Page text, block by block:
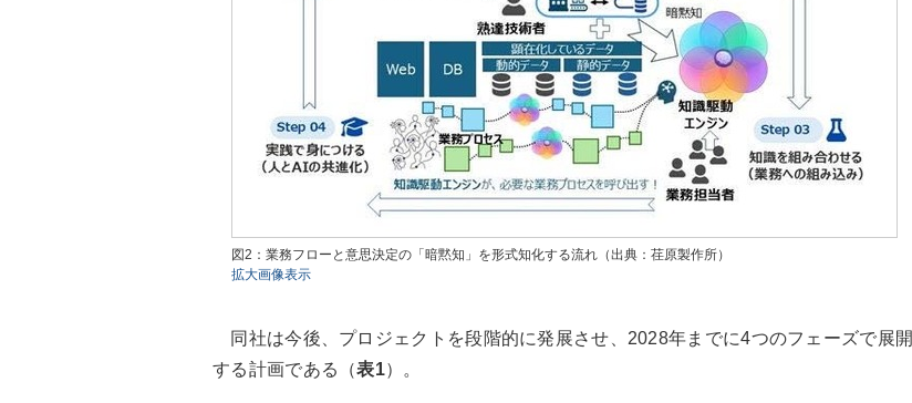
図2：業務フローと意思決定の「暗黙知」を形式知化する流れ（出典：荏原製作所）
拡大画像表示
同社は今後、プロジェクトを段階的に発展させ、2028年までに4つのフェーズで展開
する計画である（表1）。